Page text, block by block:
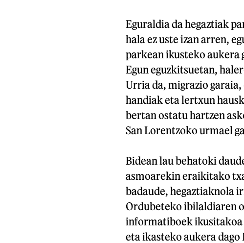
Eguraldia da hegaztiak
hala ez uste izan arren,
parkean ikusteko aukera
Egun eguzkitsuetan,
Urria da, migrazio
handiak eta lertxun
bertan ostatu hartzen
San Lorentzoko urmael
Bidean lau behatoki
asmoarekin eraikitako
badaude, hegaztiaknola
Ordubeteko ibilaldiaren
informatiboek ikusitakoa
eta ikasteko aukera dago